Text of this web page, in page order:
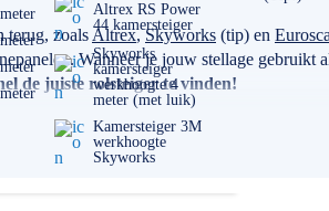
Altrex RS Power
44 kamersteiger
Skyworks
kamersteiger
werkhoogte 4
meter (met luik)
Kamersteiger 3M
werkhoogte
Skyworks
terug, zoals Altrex,Skyworks (tip) en
Wanneer je jouw stellage gebruikt
de juiste rolsteiger te vinden!